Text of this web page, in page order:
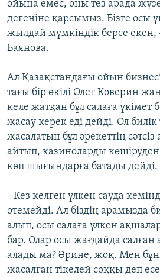
ойына емес, оны тез арада
дегеніне қарсымыз. Бізге осы
жылдай мүмкіндік берсе
Баянова.
Ал Қазақстандағы ойын
тағы бір өкілі Олег Коверин
келе жатқан бұл салаға үкімет
жасау керек еді дейді. Ол
жасалатын бұл әрекеттің
айтып, казиноларды көшіруден
көп шығындарға батады дейді.
- Кез келген үлкен сауда
өтемейді. Ал біздің арамызда
алып, осы салаға үлкен
бар. Олар осы жағдайда
алады ма? Әрине, жоқ. Мен
жасалған тікелей соққы деп